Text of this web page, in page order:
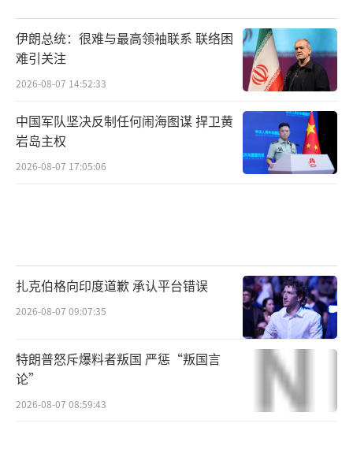
伊朗总统：很难与最高领袖联系 联络困
难引关注
2026-08-07 14:52:33
中国军队坚决反制任何闹海图谋 捍卫黄
岩岛主权
2026-08-07 17:05:06
扎克伯格向印度道歉 承认平台错误
2026-08-07 09:07:35
特朗普怒斥爆料者叛国 严惩“叛国言
论”
2026-08-07 08:59:43